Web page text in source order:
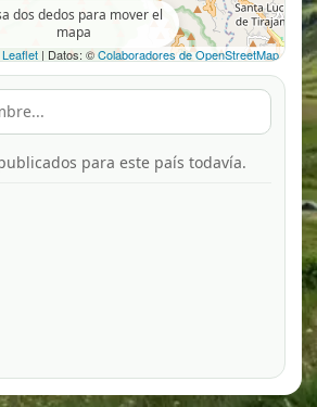
Leaflet | Datos: ©Colaboradores de OpenStreetMap
dos dedos para mover el
mapa
para este país todavía.